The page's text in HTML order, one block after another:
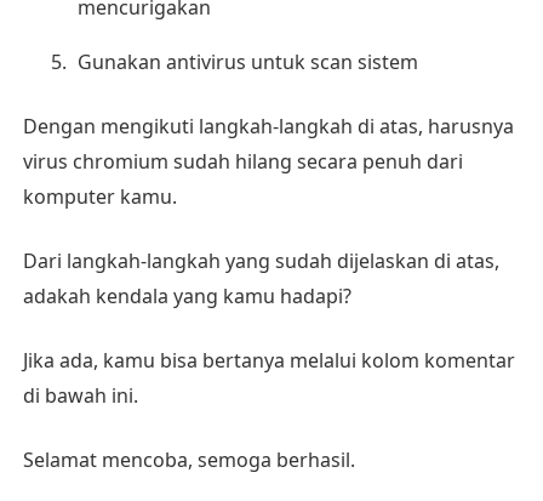
mencurigakan
Gunakan antivirus untuk scan sistem
Dengan mengikuti langkah-langkah di atas, harusnya
virus chromium sudah hilang secara penuh dari
komputer kamu.
Dari langkah-langkah yang sudah dijelaskan di atas,
adakah kendala yang kamu hadapi?
Jika ada, kamu bisa bertanya melalui kolom komentar
di bawah ini.
Selamat mencoba, semoga berhasil.